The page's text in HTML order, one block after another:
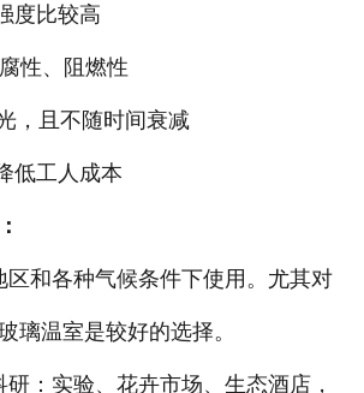
度比较高
性、阻燃性
，且不随时间衰减
低工人成本
区和各种气候条件下使用。尤其对
璃温室是较好的选择。
：实验、花卉市场、生态酒店，